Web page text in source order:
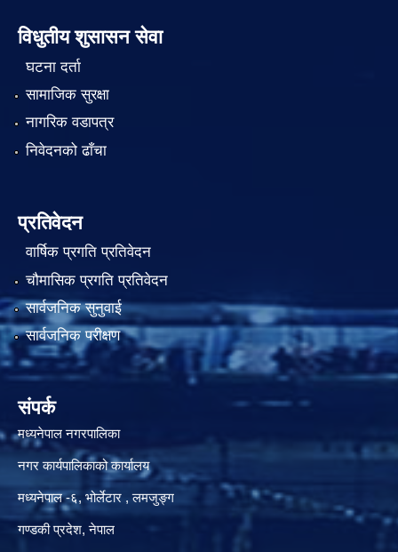
विधुतीय शुसासन सेवा
घटना दर्ता
सामाजिक सुरक्षा
नागरिक वडापत्र
निवेदनको ढाँचा
प्रतिवेदन
वार्षिक प्रगति प्रतिवेदन
चौमासिक प्रगति प्रतिवेदन
सार्वजनिक सुनुवाई
सार्वजनिक परीक्षण
संपर्क
मध्यनेपाल नगरपालिका
नगर कार्यपालिकाको कार्यालय
मध्यनेपाल -६, भोर्लेटार , लमजुङ्ग
गण्डकी प्रदेश, नेपाल